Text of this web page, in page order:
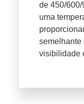
de 450/
uma
semelhante
visibilidade